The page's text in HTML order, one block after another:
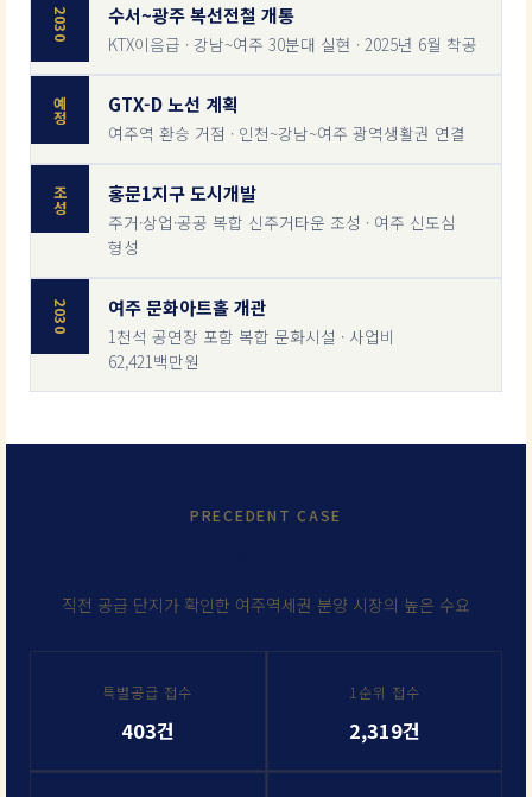
2030 수서~광주 복선전철 개통
KTX이음급 · 강남~여주 30분대 실현 · 2025년 6월 착공
예정 GTX-D 노선 계획
여주역 환승 거점 · 인천~강남~여주 광역생활권 연결
조성 홍문1지구 도시개발
주거·상업·공공 복합 신주거타운 조성 · 여주 신도심
형성
2030 여주 문화아트홀 개관
1천석 공연장 포함 복합 문화시설 · 사업비
62,421백만원
PRECEDENT CASE
직전 공급 단지가 확인한 여주역세권 분양 시장의 높은 수요
특별공급 접수
403건
1순위 접수
2,319건